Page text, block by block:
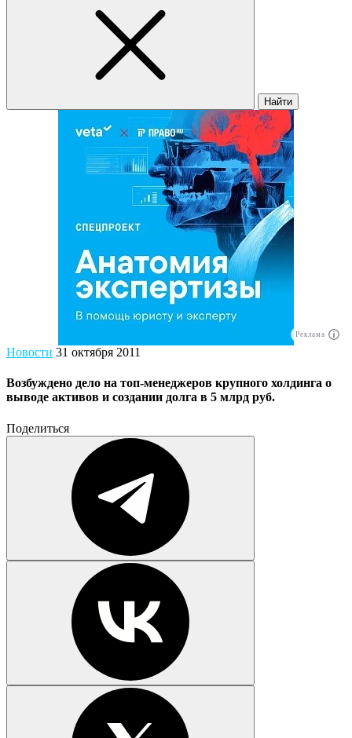
Найти
Реклама
Новости 31 октября 2011
Возбуждено дело на топ-менеджеров крупного холдинга о
выводе активов и создании долга в 5 млрд руб.
Поделиться